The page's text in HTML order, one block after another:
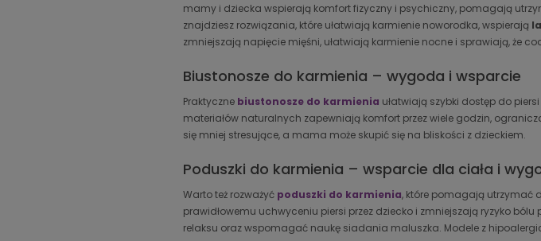
mamy i dziecka wspierają komfort fizyczny i psychiczny, pomagają
znajdziesz rozwiązania, które ułatwiają karmienie noworodka, wspierają
zmniejszają napięcie mięśni, ułatwiają karmienie nocne i sprawiają, że
Biustonosze do karmienia – wygoda i wsparcie
Praktyczne biustonosze do karmienia ułatwiają szybki dostęp do
materiałów naturalnych zapewniają komfort przez wiele godzin,
się mniej stresujące, a mama może skupić się na bliskości z dzieckiem.
Poduszki do karmienia – wsparcie dla ciała i
Warto też rozważyć poduszki do karmienia, które pomagają utrzymać
prawidłowemu uchwyceniu piersi przez dziecko i zmniejszają ryzyko
relaksu oraz wspomagać naukę siadania maluszka. Modele z